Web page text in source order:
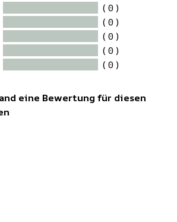
( 0 )
( 0 )
( 0 )
( 0 )
( 0 )
eine Bewertung für diesen